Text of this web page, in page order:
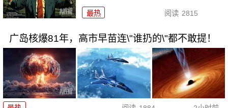
最热 阅读 2815
广岛核爆81年，高市早苗连\"谁扔的\"都不敢提！